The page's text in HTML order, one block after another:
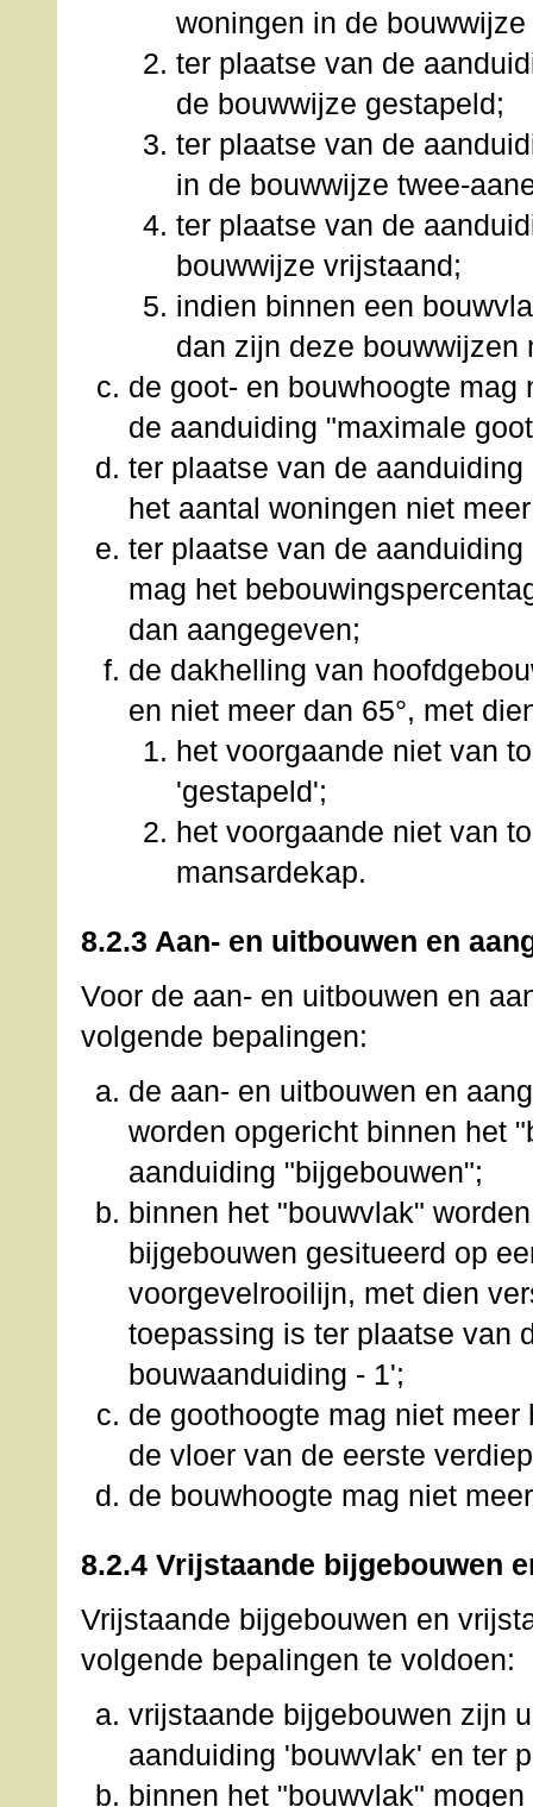
woningen in de
ter plaatse van de
de bouwwijze gestapeld;
ter plaatse van de
in de bouwwijze twee-
ter plaatse van de
bouwwijze vrijstaand;
indien binnen een
dan zijn deze bouwwijzen
de goot- en bouwhoogte
de aanduiding "maximale
ter plaatse van de
het aantal woningen niet
ter plaatse van de
mag het
dan aangegeven;
de dakhelling van
en niet meer dan 65°, met
het voorgaande niet van
'gestapeld';
het voorgaande niet van
mansardekap.
8.2.3 Aan- en uitbouwen en
Voor de aan- en uitbouwen en
volgende bepalingen:
de aan- en uitbouwen en
worden opgericht binnen het
aanduiding "bijgebouwen";
binnen het "bouwvlak"
bijgebouwen gesitueerd op
voorgevelrooilijn, met dien
toepassing is ter plaatse van
bouwaanduiding - 1';
de goothoogte mag niet
de vloer van de eerste
de bouwhoogte mag niet
8.2.4 Vrijstaande bijgebouwen
Vrijstaande bijgebouwen en
volgende bepalingen te voldoen:
vrijstaande bijgebouwen zijn
aanduiding 'bouwvlak' en ter
binnen het "bouwvlak"